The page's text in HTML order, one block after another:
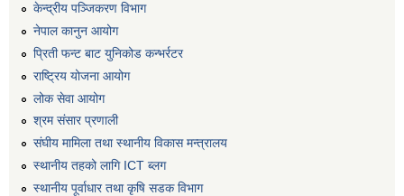
केन्द्रीय पञ्जिकरण विभाग
नेपाल कानुन आयोग
प्रिती फन्ट बाट युनिकोड कन्भर्रटर
राष्ट्रिय योजना आयोग
लोक सेवा आयोग
श्रम संसार प्रणाली
संघीय मामिला तथा स्थानीय विकास मन्त्रालय
स्थानीय तहको लागि ICT ब्लग
स्थानीय पूर्वाधार तथा कृषि सडक विभाग